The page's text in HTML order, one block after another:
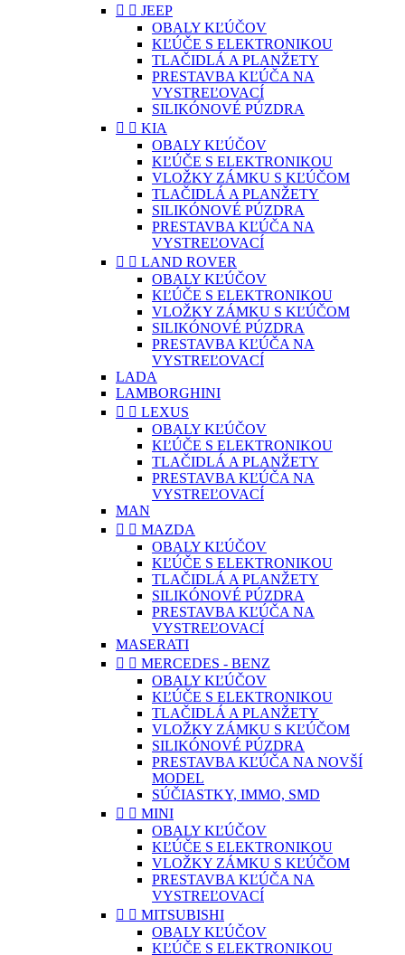
  JEEP
OBALY KĽÚČOV
KĽÚČE S ELEKTRONIKOU
TLAČIDLÁ A PLANŽETY
PRESTAVBA KĽÚČA NA
VYSTREĽOVACÍ
SILIKÓNOVÉ PÚZDRA
  KIA
OBALY KĽÚČOV
KĽÚČE S ELEKTRONIKOU
VLOŽKY ZÁMKU S KĽÚČOM
TLAČIDLÁ A PLANŽETY
SILIKÓNOVÉ PÚZDRA
PRESTAVBA KĽÚČA NA
VYSTREĽOVACÍ
  LAND ROVER
OBALY KĽÚČOV
KĽÚČE S ELEKTRONIKOU
VLOŽKY ZÁMKU S KĽÚČOM
SILIKÓNOVÉ PÚZDRA
PRESTAVBA KĽÚČA NA
VYSTREĽOVACÍ
LADA
LAMBORGHINI
  LEXUS
OBALY KĽÚČOV
KĽÚČE S ELEKTRONIKOU
TLAČIDLÁ A PLANŽETY
PRESTAVBA KĽÚČA NA
VYSTREĽOVACÍ
MAN
  MAZDA
OBALY KĽÚČOV
KĽÚČE S ELEKTRONIKOU
TLAČIDLÁ A PLANŽETY
SILIKÓNOVÉ PÚZDRA
PRESTAVBA KĽÚČA NA
VYSTREĽOVACÍ
MASERATI
  MERCEDES - BENZ
OBALY KĽÚČOV
KĽÚČE S ELEKTRONIKOU
TLAČIDLÁ A PLANŽETY
VLOŽKY ZÁMKU S KĽÚČOM
SILIKÓNOVÉ PÚZDRA
PRESTAVBA KĽÚČA NA NOVŠÍ
MODEL
SÚČIASTKY, IMMO, SMD
  MINI
OBALY KĽÚČOV
KĽÚČE S ELEKTRONIKOU
VLOŽKY ZÁMKU S KĽÚČOM
PRESTAVBA KĽÚČA NA
VYSTREĽOVACÍ
  MITSUBISHI
OBALY KĽÚČOV
KĽÚČE S ELEKTRONIKOU